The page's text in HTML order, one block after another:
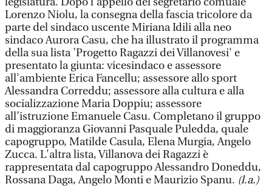
Lorenzo Niolu, la consegna della fascia tricolore da
parte del sindaco uscente Miriana Idili alla neo
sindaco Aurora Casu, che ha illustrato il programma
della sua lista 'Progetto Ragazzi dei Villanovesi' e
presentato la giunta: vicesindaco e assessore
all'ambiente Erica Fancellu; assessore allo sport
Alessandra Correddu; assessore alla cultura e alla
socializzazione Maria Doppiu; assessore
all’istruzione Emanuele Casu. Completano il gruppo
di maggioranza Giovanni Pasquale Puledda, quale
capogruppo, Matilde Casula, Elena Murgia, Angelo
Zucca. L'altra lista, Villanova dei Ragazzi è
rappresentata dal capogruppo Alessandro Doneddu,
Rossana Daga, Angelo Monti e Maurizio Spanu. (l.a.)